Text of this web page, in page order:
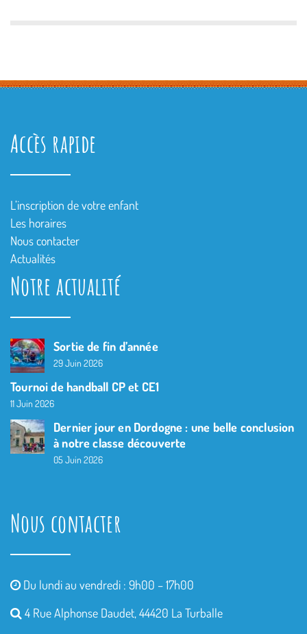
Accès rapide
L’inscription de votre enfant
Les horaires
Nous contacter
Actualités
Notre actualité
Sortie de fin d’année
29 Juin 2026
Tournoi de handball CP et CE1
11 Juin 2026
Dernier jour en Dordogne : une belle conclusion
à notre classe découverte
05 Juin 2026
Nous contacter
Du lundi au vendredi : 9h00 – 17h00
4 Rue Alphonse Daudet, 44420 La Turballe